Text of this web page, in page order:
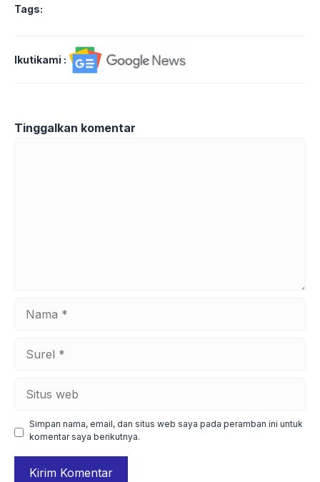
Tags:
Ikutikami :
Tinggalkan komentar
web
Simpan nama, email, dan situs web saya pada peramban ini untuk
komentar saya berikutnya.